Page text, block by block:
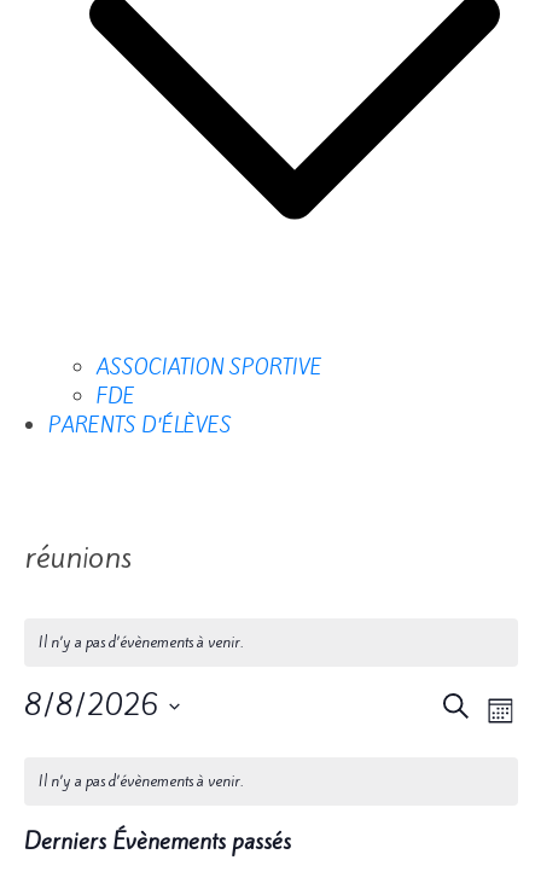
ASSOCIATION SPORTIVE
FDE
PARENTS D’ÉLÈVES
réunions
Il n’y a pas d’évènements à venir.
Recherche
Mois
8/8/2026
une
date.
Calendrier
Évènements
Il n’y a pas d’évènements à venir.
Derniers Évènements passés